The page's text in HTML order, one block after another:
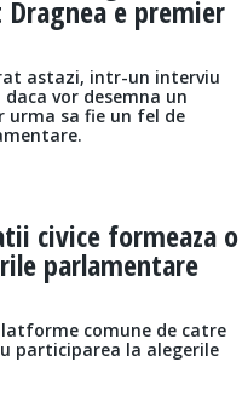
e premier
astazi, intr-un interviu
vor desemna un
sa fie un fel de
civice formeaza o
parlamentare
comune de catre
participarea la alegerile